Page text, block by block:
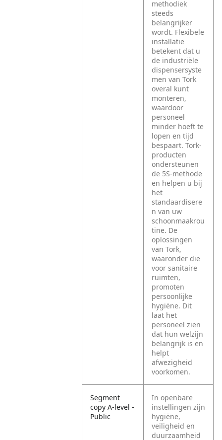
methodiek
steeds
belangrijker
wordt. Flexibele
installatie
betekent dat u
de industriële
dispensersyste
men van Tork
overal kunt
monteren,
waardoor
personeel
minder hoeft te
lopen en tijd
bespaart. Tork-
producten
ondersteunen
de 5S-methode
en helpen u bij
het
standaardisere
n van uw
schoonmaakrou
tine. De
oplossingen
van Tork,
waaronder die
voor sanitaire
ruimten,
promoten
persoonlijke
hygiëne. Dit
laat het
personeel zien
dat hun welzijn
belangrijk is en
helpt
afwezigheid
voorkomen.
Segment
copy A-level -
Public
In openbare
instellingen zijn
hygiëne,
veiligheid en
duurzaamheid